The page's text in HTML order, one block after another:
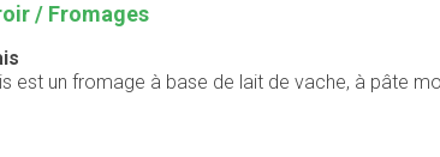
/ Fromages
est un fromage à base de lait de vache, à pâte